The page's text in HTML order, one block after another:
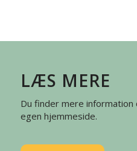
LÆS MERE
Du finder mere information
egen hjemmeside.